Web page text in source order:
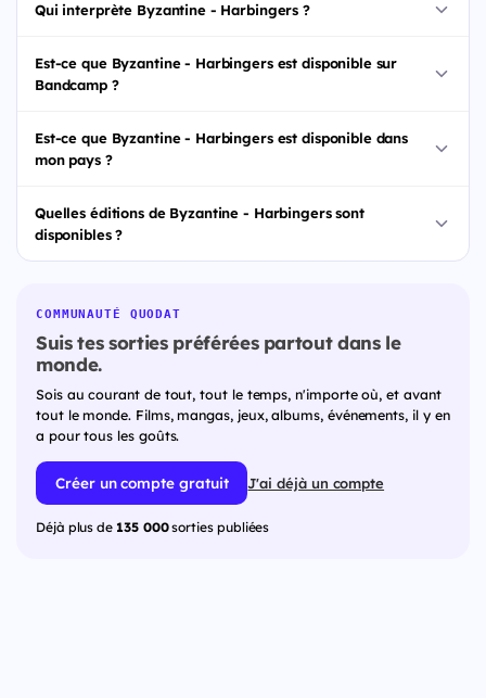
Qui interprète Byzantine - Harbingers ?
Est-ce que Byzantine - Harbingers est disponible sur
Bandcamp ?
Est-ce que Byzantine - Harbingers est disponible dans
mon pays ?
Quelles éditions de Byzantine - Harbingers sont
disponibles ?
COMMUNAUTÉ QUODAT
Suis tes sorties préférées partout dans le
monde.
Sois au courant de tout, tout le temps, n'importe où, et avant
tout le monde. Films, mangas, jeux, albums, événements, il y en
a pour tous les goûts.
Créer un compte gratuit J'ai déjà un compte
Déjà plus de 135 000sorties publiées